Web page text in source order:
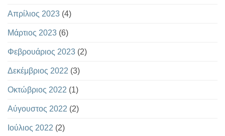
Απρίλιος 2023 (4)
Μάρτιος 2023 (6)
Φεβρουάριος 2023 (2)
Δεκέμβριος 2022 (3)
Οκτώβριος 2022 (1)
Αύγουστος 2022 (2)
Ιούλιος 2022 (2)